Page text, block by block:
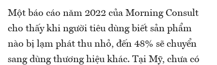
Một báo cáo năm 2022 của Morning Consult
cho thấy khi người tiêu dùng biết sản phẩm
nào bị lạm phát thu nhỏ, đến 48% sẽ chuyển
sang dùng thương hiệu khác. Tại Mỹ, chưa có